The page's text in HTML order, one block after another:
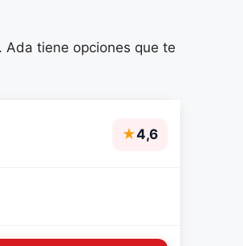
tiene opciones que te
★4,6